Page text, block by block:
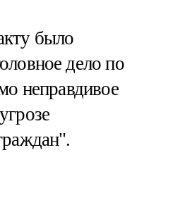
было
дело по
неправдивое